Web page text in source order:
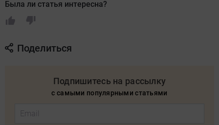
Была ли статья интересна?
Поделиться
Подпишитесь на рассылку
с самыми популярными статьями